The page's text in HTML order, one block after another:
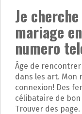
Je
mariage
numero
Âge de
dans les art. Mon
connexion! Des
célibataire de
Trouver des